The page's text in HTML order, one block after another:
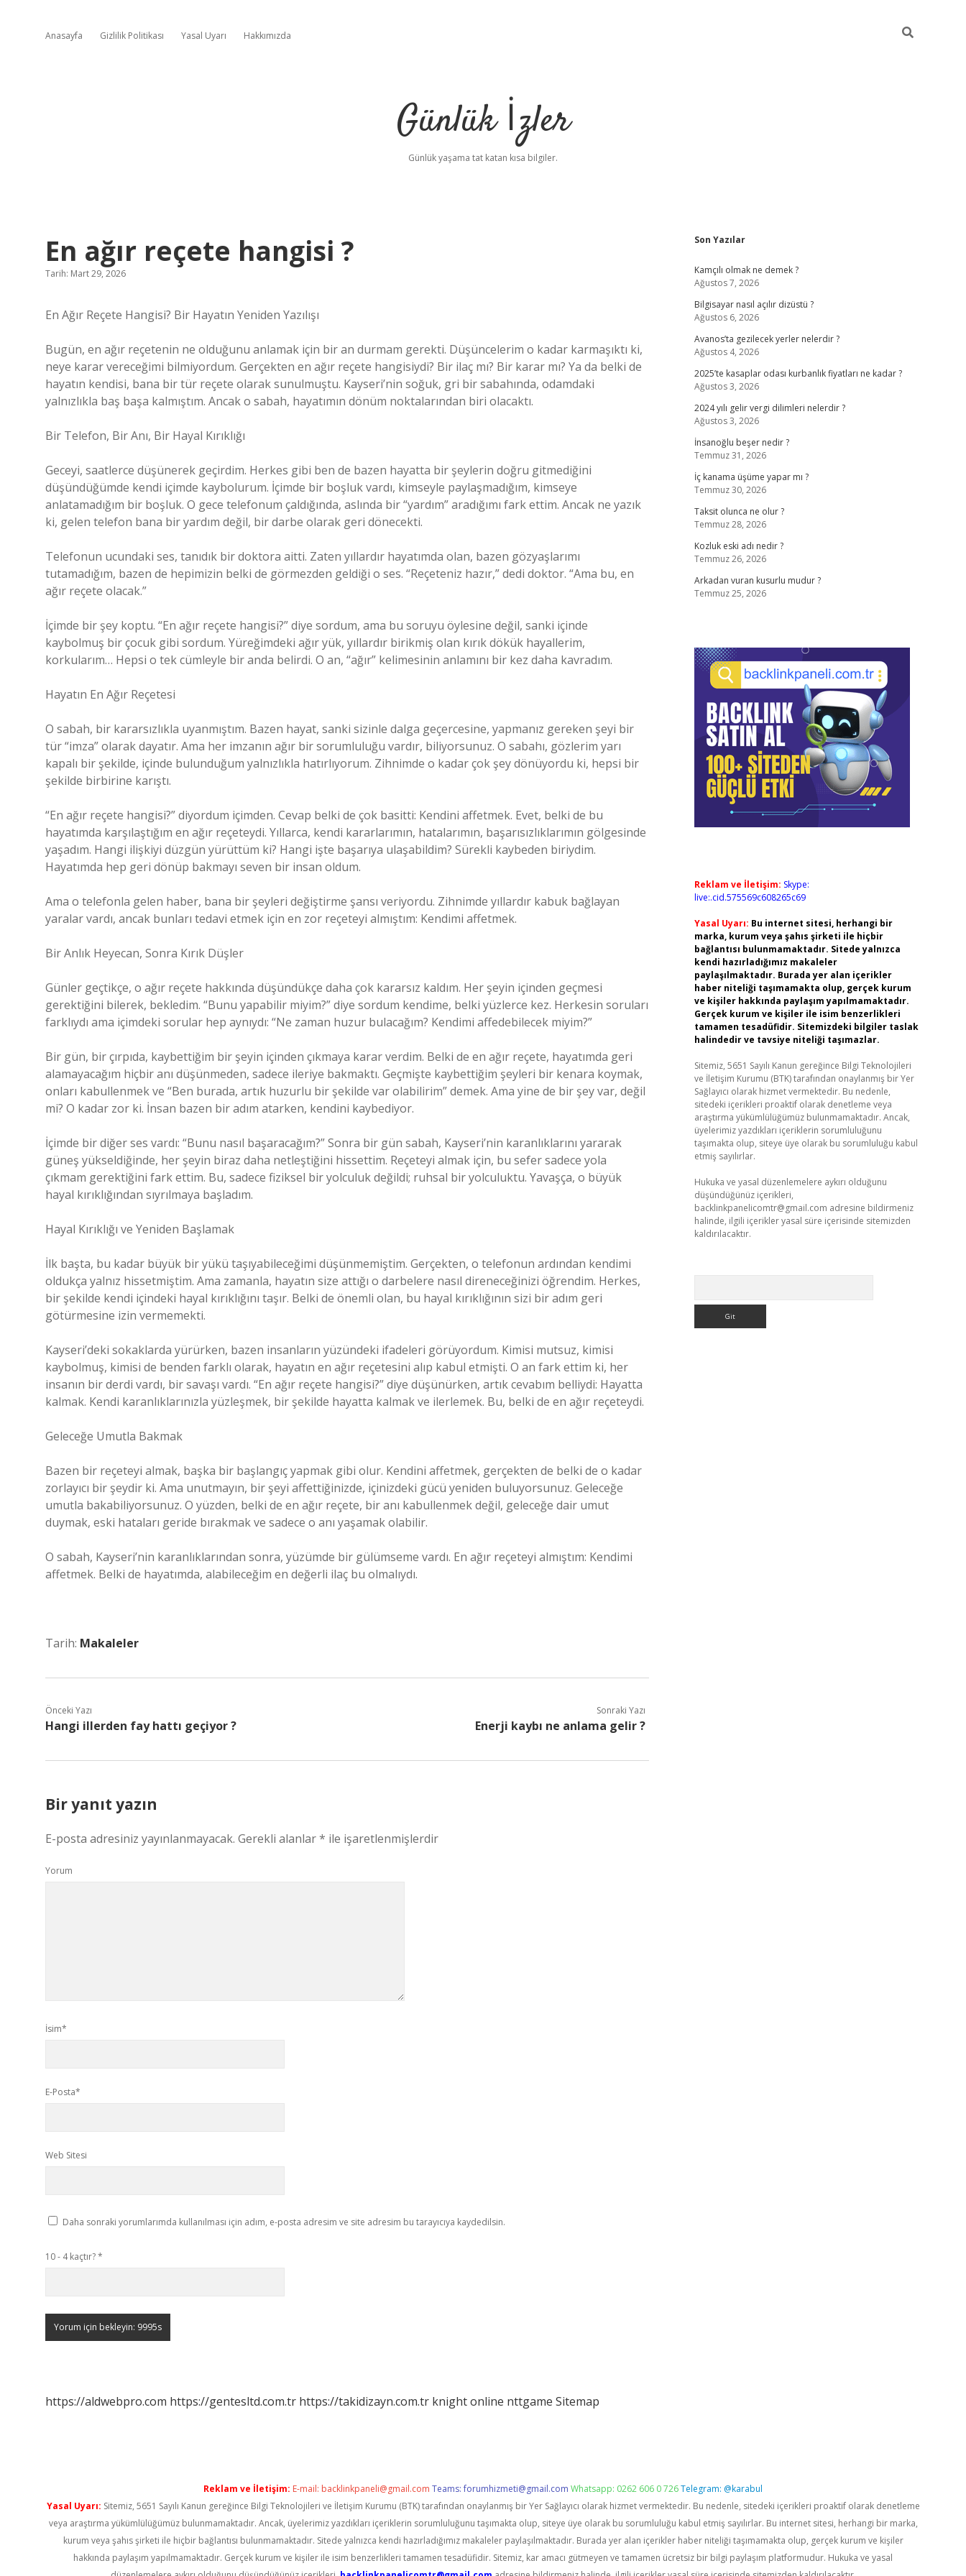
Anasayfa Gizlilik Politikası Yasal Uyarı Hakkımızda
Günlük İzler
Günlük yaşama tat katan kısa bilgiler.
En ağır reçete hangisi ?
Tarih: Mart 29, 2026
En Ağır Reçete Hangisi? Bir Hayatın Yeniden Yazılışı
Bugün, en ağır reçetenin ne olduğunu anlamak için bir an durmam gerekti. Düşüncelerim o kadar karmaşıktı ki,
neye karar vereceğimi bilmiyordum. Gerçekten en ağır reçete hangisiydi? Bir ilaç mı? Bir karar mı? Ya da belki de
hayatın kendisi, bana bir tür reçete olarak sunulmuştu. Kayseri’nin soğuk, gri bir sabahında, odamdaki
yalnızlıkla baş başa kalmıştım. Ancak o sabah, hayatımın dönüm noktalarından biri olacaktı.
Bir Telefon, Bir Anı, Bir Hayal Kırıklığı
Geceyi, saatlerce düşünerek geçirdim. Herkes gibi ben de bazen hayatta bir şeylerin doğru gitmediğini
düşündüğümde kendi içimde kaybolurum. İçimde bir boşluk vardı, kimseyle paylaşmadığım, kimseye
anlatamadığım bir boşluk. O gece telefonum çaldığında, aslında bir “yardım” aradığımı fark ettim. Ancak ne yazık
ki, gelen telefon bana bir yardım değil, bir darbe olarak geri dönecekti.
Telefonun ucundaki ses, tanıdık bir doktora aitti. Zaten yıllardır hayatımda olan, bazen gözyaşlarımı
tutamadığım, bazen de hepimizin belki de görmezden geldiği o ses. “Reçeteniz hazır,” dedi doktor. “Ama bu, en
ağır reçete olacak.”
İçimde bir şey koptu. “En ağır reçete hangisi?” diye sordum, ama bu soruyu öylesine değil, sanki içinde
kaybolmuş bir çocuk gibi sordum. Yüreğimdeki ağır yük, yıllardır birikmiş olan kırık dökük hayallerim,
korkularım… Hepsi o tek cümleyle bir anda belirdi. O an, “ağır” kelimesinin anlamını bir kez daha kavradım.
Hayatın En Ağır Reçetesi
O sabah, bir kararsızlıkla uyanmıştım. Bazen hayat, sanki sizinle dalga geçercesine, yapmanız gereken şeyi bir
tür “imza” olarak dayatır. Ama her imzanın ağır bir sorumluluğu vardır, biliyorsunuz. O sabahı, gözlerim yarı
kapalı bir şekilde, içinde bulunduğum yalnızlıkla hatırlıyorum. Zihnimde o kadar çok şey dönüyordu ki, hepsi bir
şekilde birbirine karıştı.
“En ağır reçete hangisi?” diyordum içimden. Cevap belki de çok basitti: Kendini affetmek. Evet, belki de bu
hayatımda karşılaştığım en ağır reçeteydi. Yıllarca, kendi kararlarımın, hatalarımın, başarısızlıklarımın gölgesinde
yaşadım. Hangi ilişkiyi düzgün yürüttüm ki? Hangi işte başarıya ulaşabildim? Sürekli kaybeden biriydim.
Hayatımda hep geri dönüp bakmayı seven bir insan oldum.
Ama o telefonla gelen haber, bana bir şeyleri değiştirme şansı veriyordu. Zihnimde yıllardır kabuk bağlayan
yaralar vardı, ancak bunları tedavi etmek için en zor reçeteyi almıştım: Kendimi affetmek.
Bir Anlık Heyecan, Sonra Kırık Düşler
Günler geçtikçe, o ağır reçete hakkında düşündükçe daha çok kararsız kaldım. Her şeyin içinden geçmesi
gerektiğini bilerek, bekledim. “Bunu yapabilir miyim?” diye sordum kendime, belki yüzlerce kez. Herkesin soruları
farklıydı ama içimdeki sorular hep aynıydı: “Ne zaman huzur bulacağım? Kendimi affedebilecek miyim?”
Bir gün, bir çırpıda, kaybettiğim bir şeyin içinden çıkmaya karar verdim. Belki de en ağır reçete, hayatımda geri
alamayacağım hiçbir anı düşünmeden, sadece ileriye bakmaktı. Geçmişte kaybettiğim şeyleri bir kenara koymak,
onları kabullenmek ve “Ben burada, artık huzurlu bir şekilde var olabilirim” demek. Ama yine de bir şey var, değil
mi? O kadar zor ki. İnsan bazen bir adım atarken, kendini kaybediyor.
İçimde bir diğer ses vardı: “Bunu nasıl başaracağım?” Sonra bir gün sabah, Kayseri’nin karanlıklarını yararak
güneş yükseldiğinde, her şeyin biraz daha netleştiğini hissettim. Reçeteyi almak için, bu sefer sadece yola
çıkmam gerektiğini fark ettim. Bu, sadece fiziksel bir yolculuk değildi; ruhsal bir yolculuktu. Yavaşça, o büyük
hayal kırıklığından sıyrılmaya başladım.
Hayal Kırıklığı ve Yeniden Başlamak
İlk başta, bu kadar büyük bir yükü taşıyabileceğimi düşünmemiştim. Gerçekten, o telefonun ardından kendimi
oldukça yalnız hissetmiştim. Ama zamanla, hayatın size attığı o darbelere nasıl direneceğinizi öğrendim. Herkes,
bir şekilde kendi içindeki hayal kırıklığını taşır. Belki de önemli olan, bu hayal kırıklığının sizi bir adım geri
götürmesine izin vermemekti.
Kayseri’deki sokaklarda yürürken, bazen insanların yüzündeki ifadeleri görüyordum. Kimisi mutsuz, kimisi
kaybolmuş, kimisi de benden farklı olarak, hayatın en ağır reçetesini alıp kabul etmişti. O an fark ettim ki, her
insanın bir derdi vardı, bir savaşı vardı. “En ağır reçete hangisi?” diye düşünürken, artık cevabım belliydi: Hayatta
kalmak. Kendi karanlıklarınızla yüzleşmek, bir şekilde hayatta kalmak ve ilerlemek. Bu, belki de en ağır reçeteydi.
Geleceğe Umutla Bakmak
Bazen bir reçeteyi almak, başka bir başlangıç yapmak gibi olur. Kendini affetmek, gerçekten de belki de o kadar
zorlayıcı bir şeydir ki. Ama unutmayın, bir şeyi affettiğinizde, içinizdeki gücü yeniden buluyorsunuz. Geleceğe
umutla bakabiliyorsunuz. O yüzden, belki de en ağır reçete, bir anı kabullenmek değil, geleceğe dair umut
duymak, eski hataları geride bırakmak ve sadece o anı yaşamak olabilir.
O sabah, Kayseri’nin karanlıklarından sonra, yüzümde bir gülümseme vardı. En ağır reçeteyi almıştım: Kendimi
affetmek. Belki de hayatımda, alabileceğim en değerli ilaç bu olmalıydı.
Tarih: Makaleler
Önceki Yazı
Hangi illerden fay hattı geçiyor ?
Sonraki Yazı
Enerji kaybı ne anlama gelir ?
Bir yanıt yazın
E-posta adresiniz yayınlanmayacak. Gerekli alanlar* ile işaretlenmişlerdir
Yorum
İsim*
E-Posta*
Web Sitesi
Daha sonraki yorumlarımda kullanılması için adım, e-posta adresim ve site adresim bu tarayıcıya kaydedilsin.
10 - 4 kaçtır?*
https://aldwebpro.com https://gentesltd.com.tr https://takidizayn.com.tr knight online nttgame Sitemap
Sidebar
Son Yazılar
Kamçılı olmak ne demek ?
Ağustos 7, 2026
Bilgisayar nasıl açılır dizüstü ?
Ağustos 6, 2026
Avanos’ta gezilecek yerler nelerdir ?
Ağustos 4, 2026
2025’te kasaplar odası kurbanlık fiyatları ne kadar ?
Ağustos 3, 2026
2024 yılı gelir vergi dilimleri nelerdir ?
Ağustos 3, 2026
İnsanoğlu beşer nedir ?
Temmuz 31, 2026
İç kanama üşüme yapar mı ?
Temmuz 30, 2026
Taksit olunca ne olur ?
Temmuz 28, 2026
Kozluk eski adı nedir ?
Temmuz 26, 2026
Arkadan vuran kusurlu mudur ?
Temmuz 25, 2026
Reklam ve İletişim: Skype:
live:.cid.575569c608265c69
Yasal Uyarı: Bu internet sitesi, herhangi bir
marka, kurum veya şahıs şirketi ile hiçbir
bağlantısı bulunmamaktadır. Sitede yalnızca
kendi hazırladığımız makaleler
paylaşılmaktadır. Burada yer alan içerikler
haber niteliği taşımamakta olup, gerçek kurum
ve kişiler hakkında paylaşım yapılmamaktadır.
Gerçek kurum ve kişiler ile isim benzerlikleri
tamamen tesadüfidir. Sitemizdeki bilgiler taslak
halindedir ve tavsiye niteliği taşımazlar.
Sitemiz, 5651 Sayılı Kanun gereğince Bilgi Teknolojileri
ve İletişim Kurumu (BTK) tarafından onaylanmış bir Yer
Sağlayıcı olarak hizmet vermektedir. Bu nedenle,
sitedeki içerikleri proaktif olarak denetleme veya
araştırma yükümlülüğümüz bulunmamaktadır. Ancak,
üyelerimiz yazdıkları içeriklerin sorumluluğunu
taşımakta olup, siteye üye olarak bu sorumluluğu kabul
etmiş sayılırlar.
Hukuka ve yasal düzenlemelere aykırı olduğunu
düşündüğünüz içerikleri,
backlinkpanelicomtr@gmail.com adresine bildirmeniz
halinde, ilgili içerikler yasal süre içerisinde sitemizden
kaldırılacaktır.
Reklam ve İletişim: E-mail: backlinkpaneli@gmail.com Teams:forumhizmeti@gmail.com Whatsapp: 0262 606 0 726Telegram: @karabul
Yasal Uyarı: Sitemiz, 5651 Sayılı Kanun gereğince Bilgi Teknolojileri ve İletişim Kurumu (BTK) tarafından onaylanmış bir Yer Sağlayıcı olarak hizmet vermektedir. Bu nedenle, sitedeki içerikleri proaktif olarak denetleme
veya araştırma yükümlülüğümüz bulunmamaktadır. Ancak, üyelerimiz yazdıkları içeriklerin sorumluluğunu taşımakta olup, siteye üye olarak bu sorumluluğu kabul etmiş sayılırlar. Bu internet sitesi, herhangi bir marka,
kurum veya şahıs şirketi ile hiçbir bağlantısı bulunmamaktadır. Sitede yalnızca kendi hazırladığımız makaleler paylaşılmaktadır. Burada yer alan içerikler haber niteliği taşımamakta olup, gerçek kurum ve kişiler
hakkında paylaşım yapılmamaktadır. Gerçek kurum ve kişiler ile isim benzerlikleri tamamen tesadüfidir. Sitemiz, kar amacı gütmeyen ve tamamen ücretsiz bir bilgi paylaşım platformudur. Hukuka ve yasal